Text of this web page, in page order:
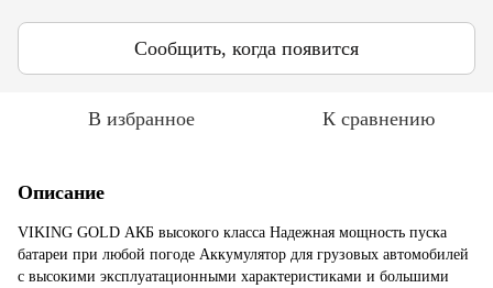
Сообщить, когда появится
В избранное К сравнению
Описание
VIKING GOLD АКБ высокого класса Надежная мощность пуска
батареи при любой погоде Аккумулятор для грузовых автомобилей
с высокими эксплуатационными характеристиками и большими